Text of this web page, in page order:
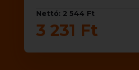
Nettó: 2 544 Ft
3 231 Ft